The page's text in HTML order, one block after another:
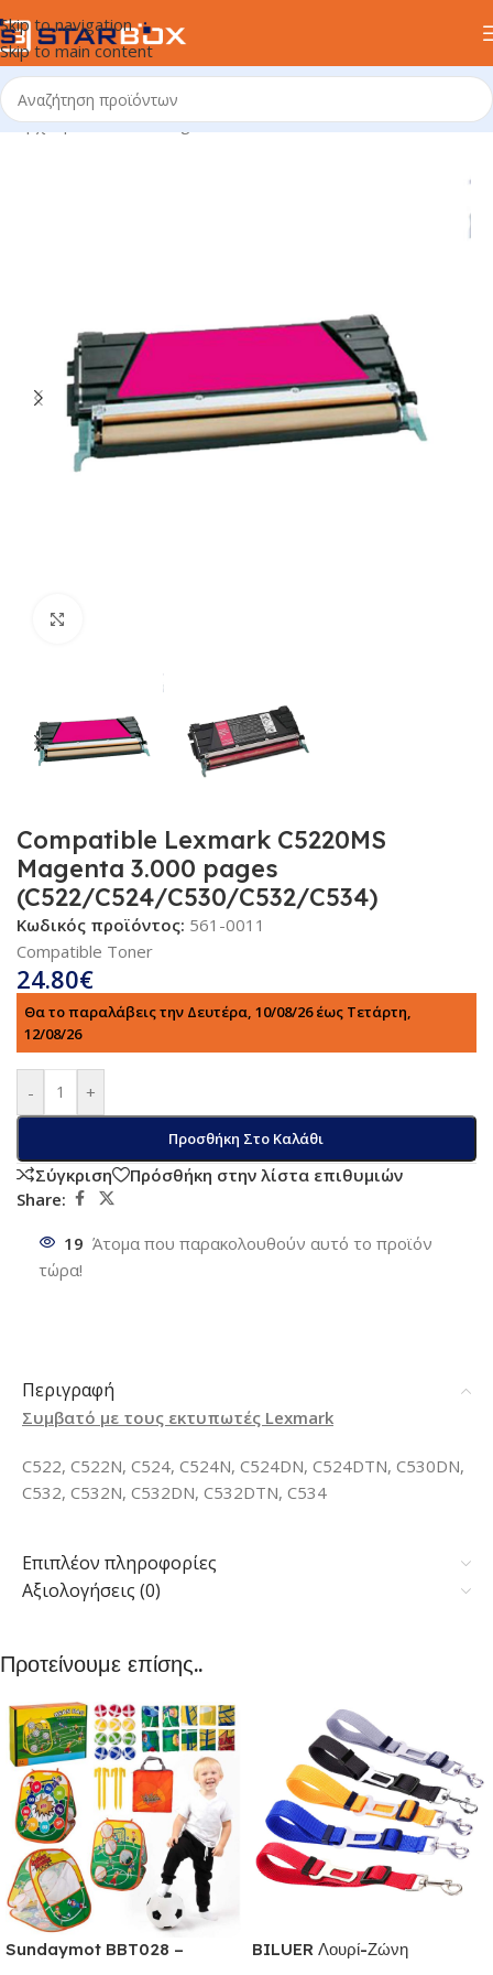
Skip to navigation
Skip to main content
Αρχική σελίδα/uncategorized
Compatible Lexmark C5220MS
Magenta 3.000 pages
(C522/C524/C530/C532/C534)
Κωδικός προϊόντος: 561-0011
Compatible Toner
24.80€
Θα το παραλάβεις την Δευτέρα, 10/08/26 έως Τετάρτη,
12/08/26
- +
Προσθήκη Στο Καλάθι
Σύγκριση
Πρόσθήκη στην λίστα επιθυμιών
Share:
19 Άτομα που παρακολουθούν αυτό το προϊόν
τώρα!
Περιγραφή
Συμβατό με τους εκτυπωτές Lexmark
C522, C522N, C524, C524N, C524DN, C524DTN, C530DN,
C532, C532N, C532DN, C532DTN, C534
Επιπλέον πληροφορίες
Αξιολογήσεις (0)
Προτείνουμε επίσης..
Sundaymot BBT028 –
BILUER Λουρί-Ζώνη